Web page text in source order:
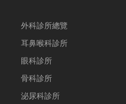
外科診所總覽
耳鼻喉科診所
眼科診所
骨科診所
泌尿科診所